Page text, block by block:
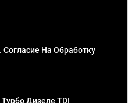
На Обработку
Дизеле TDI